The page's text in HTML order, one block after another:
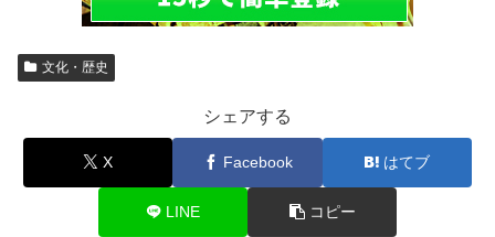
文化・歴史
シェアする
X Facebook はてブ
LINE コピー